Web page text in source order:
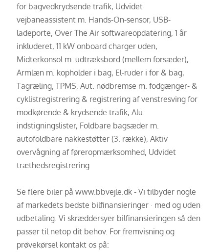
for bagvedkrydsende trafik, Udvidet
vejbaneassistent m. Hands-On-sensor, USB-
ladeporte, Over The Air softwareopdatering, 1 år
inkluderet, 11 kW onboard charger uden,
Midterkonsol m. udtræksbord (mellem forsæder),
Armlæn m. kopholder i bag, El-ruder i for & bag,
Tagræling, TPMS, Aut. nødbremse m. fodgænger- &
cyklistregistrering & registrering af venstresving for
modkørende & krydsende trafik, Alu
indstigningslister, Foldbare bagsæder m.
autofoldbare nakkestøtter (3. række), Aktiv
overvågning af føreropmærksomhed, Udvidet
træthedsregistrering
Se flere biler på www.bbvejle.dk - Vi tilbyder nogle
af markedets bedste bilfinansieringer · med og uden
udbetaling. Vi skræddersyer bilfinansieringen så den
passer til netop dit behov. For fremvisning og
prøvekørsel kontakt os på: